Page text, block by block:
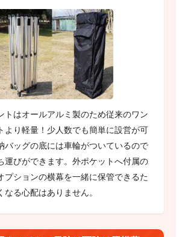
トはオールアルミ製のため従来のワン
より軽量！少人数でも簡単に設営が可
バッグの底には車輪がついているので
運びができます。外ポケットへ付属の
プションの横幕を一緒に保管できるた
なる心配はありません。